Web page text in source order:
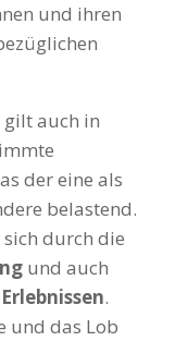
und ihren
gilt auch in
der eine als
belastend.
durch die
und auch
.
und das Lob